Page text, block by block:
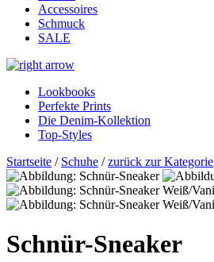
Accessoires
Schmuck
SALE
Lookbooks
Perfekte Prints
Die Denim-Kollektion
Top-Styles
Startseite / Schuhe /zurück zur Kategorie
Schnür-Sneaker